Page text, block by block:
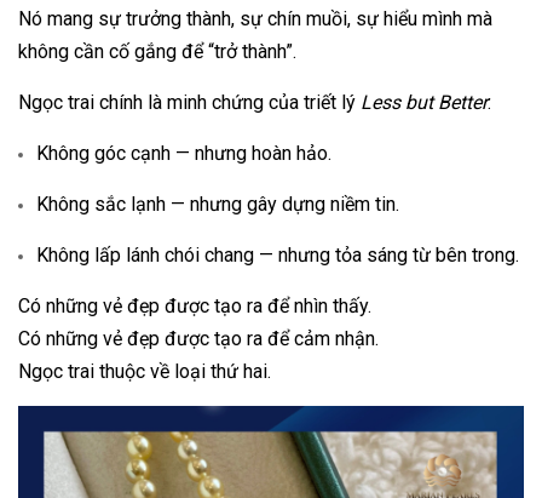
Nó mang sự trưởng thành, sự chín muồi, sự hiểu mình mà
không cần cố gắng để “trở thành”.
Ngọc trai chính là minh chứng của triết lý Less but Better:
Không góc cạnh — nhưng hoàn hảo.
Không sắc lạnh — nhưng gây dựng niềm tin.
Không lấp lánh chói chang — nhưng tỏa sáng từ bên trong.
Có những vẻ đẹp được tạo ra để nhìn thấy.
Có những vẻ đẹp được tạo ra để cảm nhận.
Ngọc trai thuộc về loại thứ hai.